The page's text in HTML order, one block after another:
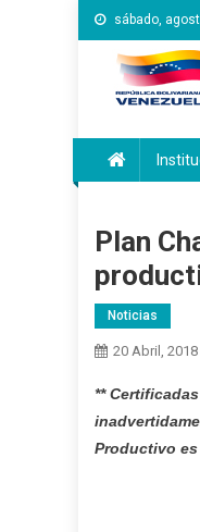
Saltar
al
contenido
sábado,
Inces
Plan
Noticias
20 Abril, 2018
**
Productivo